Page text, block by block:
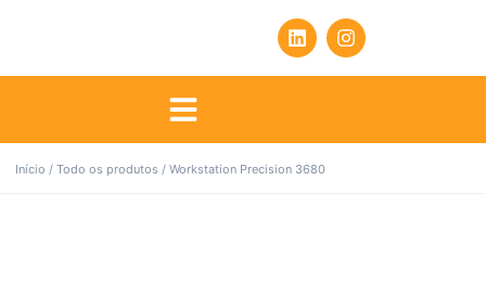
Início / Todo os produtos / Workstation Precision 3680